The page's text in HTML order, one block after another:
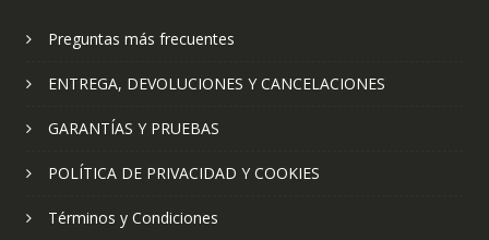
Preguntas más frecuentes
ENTREGA, DEVOLUCIONES Y CANCELACIONES
GARANTÍAS Y PRUEBAS
POLÍTICA DE PRIVACIDAD Y COOKIES
Términos y Condiciones